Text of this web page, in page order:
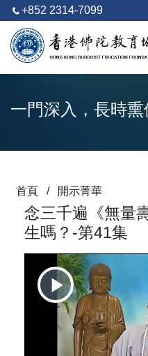
+852 2314-7099
一門深入，長時熏
首頁 / 開示菁華
念三千遍《無量
生嗎？-第41集
Play
Video